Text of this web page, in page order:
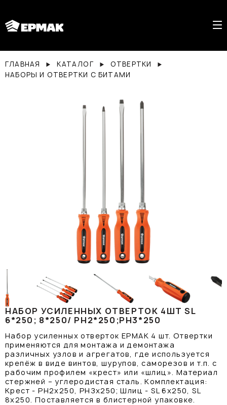
ГЛАВНАЯ КАТАЛОГ
ОТВЕРТКИ
НАБОРЫ И ОТВЕРТКИ С БИТАМИ
НАБОР УСИЛЕННЫХ ОТВЕРТОК 4ШТ SL
6*250; 8*250/ PH2*250;PH3*250
Набор усиленных отверток ЕРМАК 4 шт. Отвертки
применяются для монтажа и демонтажа
различных узлов и агрегатов, где используется
крепёж в виде винтов, шурупов, саморезов и т.п. с
рабочим профилем «крест» или «шлиц». Материал
стержней – углеродистая сталь. Комплектация:
Крест - РН2х250, РНЗх250; Шлиц - SL 6x250, SL
8x250. Поставляется в блистерной упаковке.